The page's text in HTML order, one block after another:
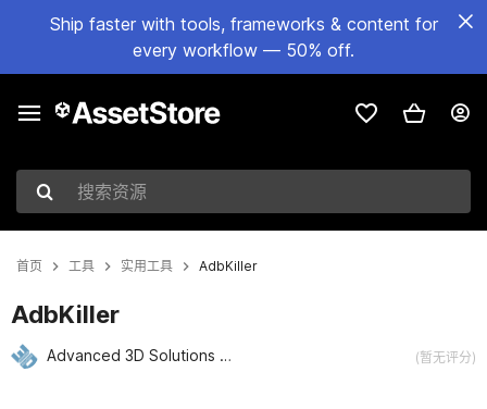
Ship faster with tools, frameworks & content for
every workflow — 50% off.
搜索资源
首页 工具 实用工具 AdbKiller
AdbKiller
Advanced 3D Solutions AS (暂无评分)